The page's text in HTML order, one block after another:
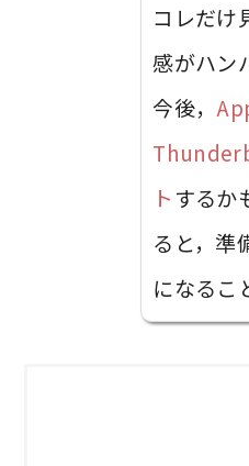
コレだけ
感がハン
今後，
ト するか
ると，準
になるこ